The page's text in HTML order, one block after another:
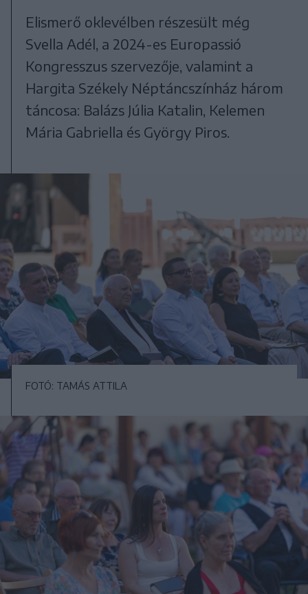
Elismerő oklevélben részesült még
Svella Adél, a 2024-es Europassió
Kongresszus szervezője, valamint a
Hargita Székely Néptáncszínház három
táncosa: Balázs Júlia Katalin, Kelemen
Mária Gabriella és György Piros.
FOTÓ: TAMÁS ATTILA